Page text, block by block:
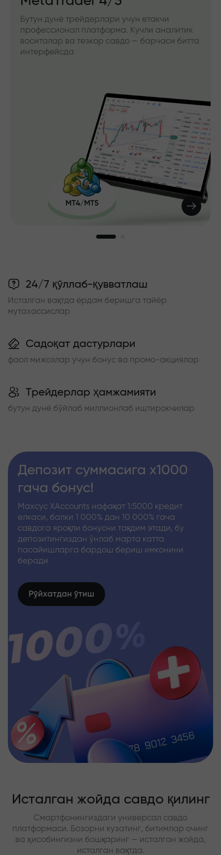
Бутун дунё трейдерлари учун етакчи
профессионал платформа. Кучли аналитик
воситалар ва тезкор савдо — барчаси битта
интерфейсда
24/7 қўллаб-қувватлаш
Исталган вақтда ёрдам беришга тайёр
мутахассислар
Садоқат дастурлари
фаол мижозлар учун бонус ва промо-акциялар
Трейдерлар ҳамжамияти
бутун дунё бўйлаб миллионлаб иштирокчилар
Депозит суммасига x1000
гача бонус!
Махсус XAccounts нафақат 1:5000 кредит
елкаси, балки 1 000% дан 10 000% гача
савдога яроқли бонусни тақдим этади, бу
депозитингиздан ўнлаб марта катта
пасайишларга бардош бериш имконини
беради
Рўйхатдан ўтиш
Исталган жойда савдо қилинг
Смартфонингиздаги универсал савдо
платформаси. Бозорни кузатинг, битимлар очинг
ва ҳисобингизни бошқаринг — исталган жойда,
исталган вақтда.